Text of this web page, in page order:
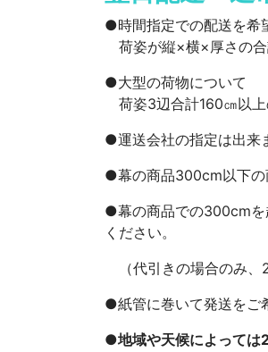
●時間指定での配送を希
荷姿が縦×横×厚さの
●大型の荷物について
荷姿3辺合計160㎝以上
●運送会社の指定は出来
●幕の商品300cm以下の
●幕の商品での300cmを
ください。
（代引きの場合のみ、
●紙管に巻いて発送をご
●地域や天候によっては